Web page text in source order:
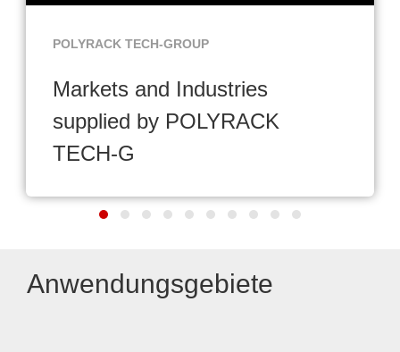
POLYRACK TECH-GROUP
Markets and Industries
supplied by POLYRACK
TECH-G
Anwendungsgebiete